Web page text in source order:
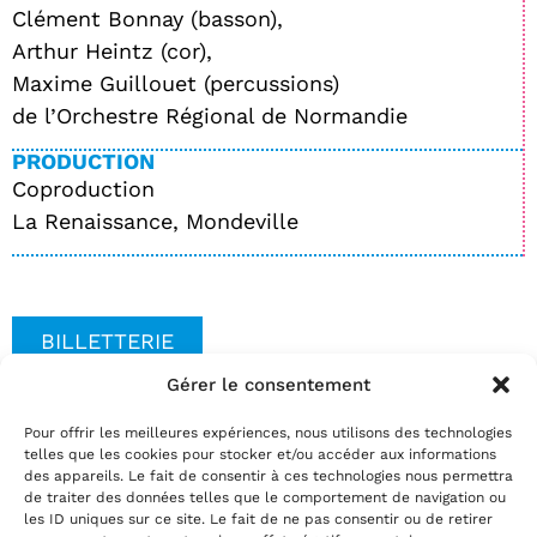
Gérer le consentement
Pour offrir les meilleures expériences, nous utilisons des technologies
telles que les cookies pour stocker et/ou accéder aux informations
des appareils. Le fait de consentir à ces technologies nous permettra
de traiter des données telles que le comportement de navigation ou
les ID uniques sur ce site. Le fait de ne pas consentir ou de retirer
Clément Bonnay (basson),
Arthur Heintz (cor),
Maxime Guillouet (percussions)
de l’Orchestre Régional de Normandie
PRODUCTION
Coproduction
La Renaissance, Mondeville
BILLETTERIE
Date(s)
Réservez
par téléphone au02.35.29.22.81